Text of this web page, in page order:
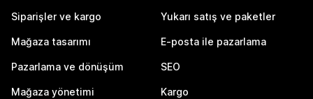
Siparişler ve kargo
Mağaza tasarımı
Pazarlama ve dönüşüm
Mağaza yönetimi
Yukarı satış ve paketler
E-posta ile pazarlama
SEO
Kargo